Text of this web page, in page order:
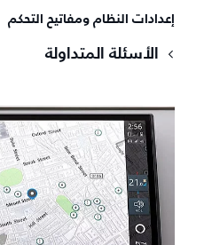
إعدادات النظام ومفاتيح التحكم
الأسئلة المتداولة